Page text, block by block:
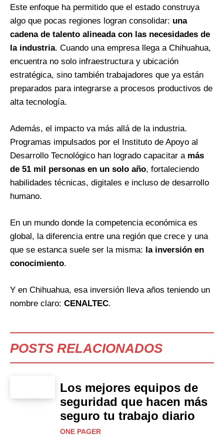
Este enfoque ha permitido que el estado construya
algo que pocas regiones logran consolidar: una
cadena de talento alineada con las necesidades de
la industria. Cuando una empresa llega a Chihuahua,
encuentra no solo infraestructura y ubicación
estratégica, sino también trabajadores que ya están
preparados para integrarse a procesos productivos de
alta tecnología.
Además, el impacto va más allá de la industria.
Programas impulsados por el Instituto de Apoyo al
Desarrollo Tecnológico han logrado capacitar a más
de 51 mil personas en un solo año, fortaleciendo
habilidades técnicas, digitales e incluso de desarrollo
humano.
En un mundo donde la competencia económica es
global, la diferencia entre una región que crece y una
que se estanca suele ser la misma: la inversión en
conocimiento.
Y en Chihuahua, esa inversión lleva años teniendo un
nombre claro: CENALTEC.
POSTS RELACIONADOS
Los mejores equipos de
seguridad que hacen más
seguro tu trabajo diario
ONE PAGER